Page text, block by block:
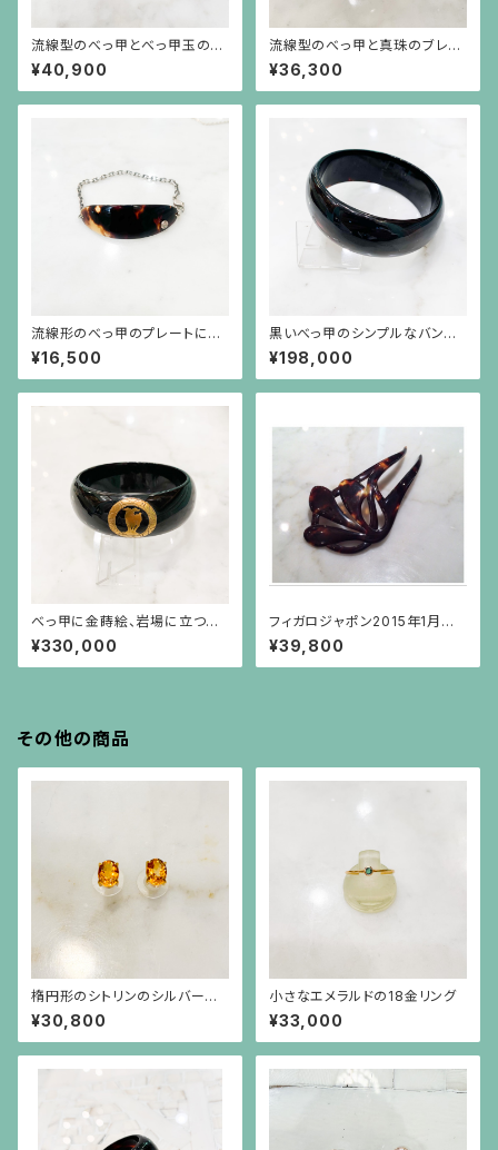
流線型のべっ甲とべっ甲玉のブ
レスレット
¥40,900
流線型のべっ甲と真珠のブレス
レット
¥36,300
流線形のべっ甲のプレートにシ
ルバーチェーンのブレスレット
（アキオモリのシルバー刻印付
き）
¥16,500
黒いべっ甲のシンプルなバング
ル
¥198,000
べっ甲に金蒔絵、岩場に立つ山
羊のアーカンサス模様のフレー
ムのバングル
¥330,000
フィガロジャポン2015年1月号
掲載 べっ甲の髪飾り
¥39,800
その他の商品
楕円形のシトリンのシルバーに
ゴールドプレーティングのシンプ
ルな枠のピアス
¥30,800
小さなエメラルドの18金リング
¥33,000